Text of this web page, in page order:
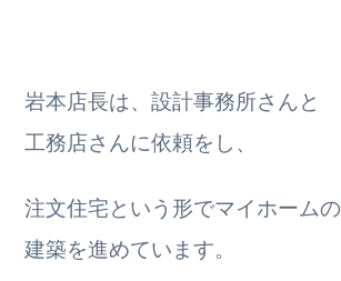
岩本店長は、設計事務所さんと
工務店さんに依頼をし、
注文住宅という形でマイホームの
建築を進めています。